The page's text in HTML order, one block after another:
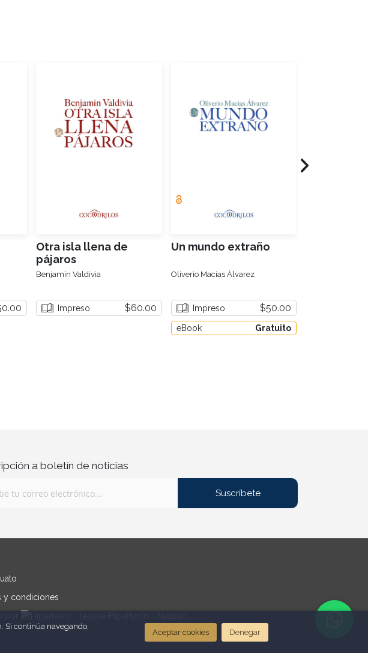
Otra isla llena de
pájaros
Benjamín Valdivia
Impreso $60.00
Un mundo extraño
Oliverio Macías Álvarez
Impreso $50.00
eBook Gratuito
a boletín de noticias
Suscríbete
y condiciones
Si continúa navegando,
Aceptar cookies Denegar